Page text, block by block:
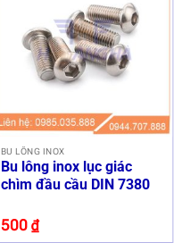
BU LÔNG INOX
Bu lông inox lục giác
chìm đầu cầu DIN 7380
500 ₫